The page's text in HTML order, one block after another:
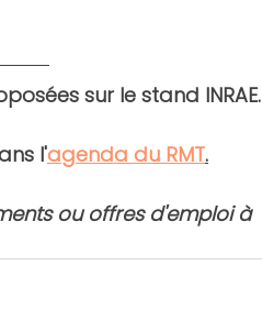
sur le stand INRAE.
l'agenda du RMT.
ou offres d'emploi à